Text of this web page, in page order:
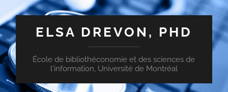
ELSA DREVON, PHD
École de bibliothéconomie et des sciences de
l'information, Université de Montréal